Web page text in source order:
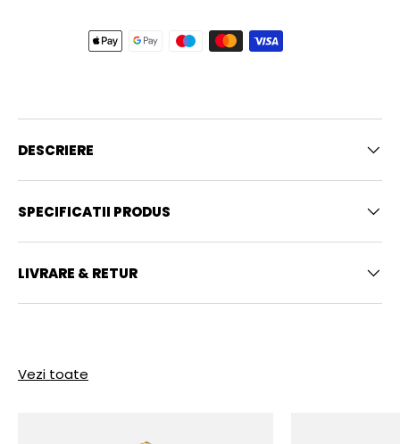
DESCRIERE
SPECIFICATII PRODUS
LIVRARE & RETUR
Vezi toate